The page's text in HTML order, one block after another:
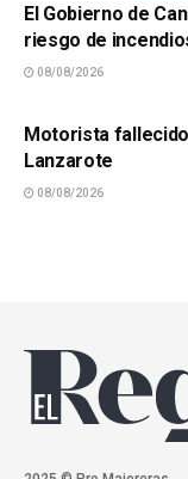
El Gobierno de
riesgo de
08/08/2026
Motorista
Lanzarote
08/08/2026